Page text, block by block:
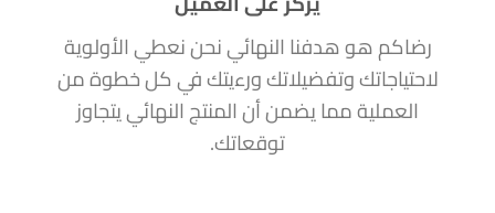
رضاكم هو هدفنا النهائي نحن نعطي الأولوية
لاحتياجاتك وتفضيلاتك ورءيتك في كل خطوة من
العملية مما يضمن أن المنتج النهائي يتجاوز
توقعاتك.